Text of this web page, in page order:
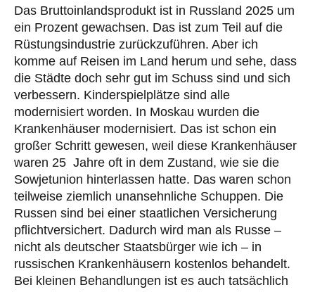
Das Bruttoinlandsprodukt ist in Russland 2025 um
ein Prozent gewachsen. Das ist zum Teil auf die
Rüstungsindustrie zurückzuführen. Aber ich
komme auf Reisen im Land herum und sehe, dass
die Städte doch sehr gut im Schuss sind und sich
verbessern. Kinderspielplätze sind alle
modernisiert worden. In Moskau wurden die
Krankenhäuser modernisiert. Das ist schon ein
großer Schritt gewesen, weil diese Krankenhäuser
waren 25 Jahre oft in dem Zustand, wie sie die
Sowjetunion hinterlassen hatte. Das waren schon
teilweise ziemlich unansehnliche Schuppen. Die
Russen sind bei einer staatlichen Versicherung
pflichtversichert. Dadurch wird man als Russe –
nicht als deutscher Staatsbürger wie ich – in
russischen Krankenhäusern kostenlos behandelt.
Bei kleinen Behandlungen ist es auch tatsächlich